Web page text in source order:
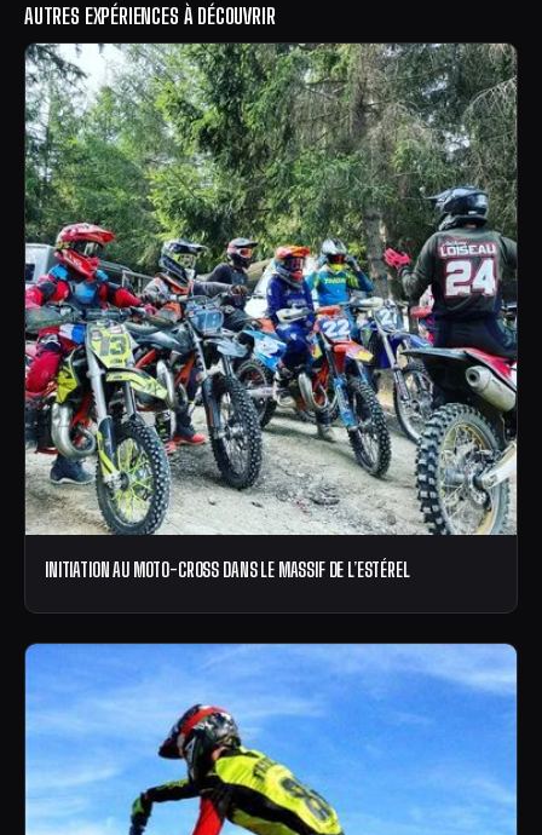
AUTRES EXPÉRIENCES À DÉCOUVRIR
INITIATION AU MOTO-CROSS DANS LE MASSIF DE L’ESTÉREL